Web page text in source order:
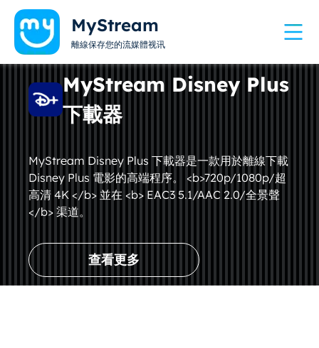
MyStream
離線保存您的流媒體视讯
MyStream Disney Plus
下載器
MyStream Disney Plus 下載器是一款用於離線下載
Disney Plus 電影的高端程序。 <b>720p/1080p/超
高清 4K </b> 並在 <b> EAC3 5.1/AAC 2.0/全景聲
</b> 渠道。
查看更多